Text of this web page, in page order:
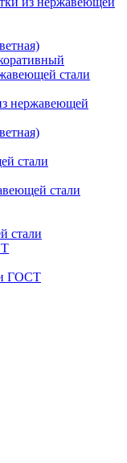
стали
нержавеющей
стали
стали
стали
ГОСТ